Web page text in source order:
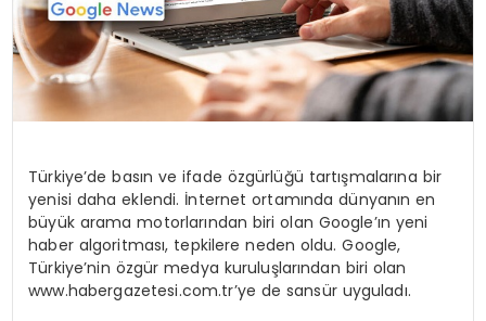
SPOR
YAŞAM
Türkiye’de basın ve ifade özgürlüğü tartışmalarına bir
yenisi daha eklendi. İnternet ortamında dünyanın en
büyük arama motorlarından biri olan Google’ın yeni
haber algoritması, tepkilere neden oldu. Google,
Türkiye’nin özgür medya kuruluşlarından biri olan
www.habergazetesi.com.tr’ye de sansür uyguladı.